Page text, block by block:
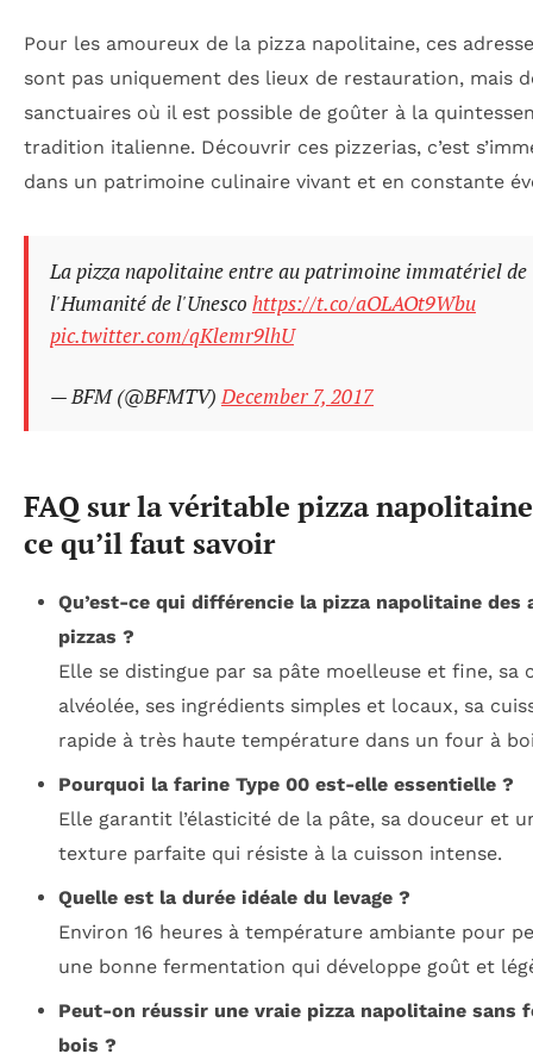
Pour les amoureux de la pizza napolitaine, ces
sont pas uniquement des lieux de restauration, mais
sanctuaires où il est possible de goûter à la
tradition italienne. Découvrir ces pizzerias, c’est
dans un patrimoine culinaire vivant et en constante
La pizza napolitaine entre au patrimoine immatériel de
l'Humanité de l'Unesco https://t.co/aOLAOt9Wbu
pic.twitter.com/qKlemr9lhU
— BFM (@BFMTV)December 7, 2017
FAQ sur la véritable pizza
ce qu’il faut savoir
Qu’est-ce qui différencie la pizza napolitaine des
pizzas ?
Elle se distingue par sa pâte moelleuse et fine, sa
alvéolée, ses ingrédients simples et locaux, sa
rapide à très haute température dans un four à
Pourquoi la farine Type 00 est-elle essentielle ?
Elle garantit l’élasticité de la pâte, sa douceur et
texture parfaite qui résiste à la cuisson intense.
Quelle est la durée idéale du levage ?
Environ 16 heures à température ambiante pour
une bonne fermentation qui développe goût et
Peut-on réussir une vraie pizza napolitaine sans
bois ?